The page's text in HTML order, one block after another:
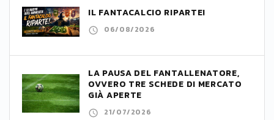
IL FANTACALCIO RIPARTE!
06/08/2026
LA PAUSA DEL FANTALLENATORE,
OVVERO TRE SCHEDE DI MERCATO
GIÀ APERTE
21/07/2026